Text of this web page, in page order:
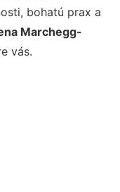
bohatú prax a
Marchegg-
vás.